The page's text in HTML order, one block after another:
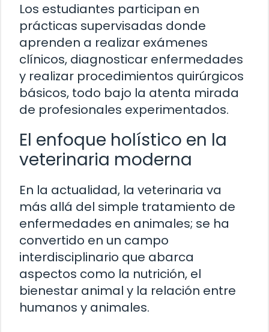
Los estudiantes participan en
prácticas supervisadas donde
aprenden a realizar exámenes
clínicos, diagnosticar enfermedades
y realizar procedimientos quirúrgicos
básicos, todo bajo la atenta mirada
de profesionales experimentados.
El enfoque holístico en la
veterinaria moderna
En la actualidad, la veterinaria va
más allá del simple tratamiento de
enfermedades en animales; se ha
convertido en un campo
interdisciplinario que abarca
aspectos como la nutrición, el
bienestar animal y la relación entre
humanos y animales.